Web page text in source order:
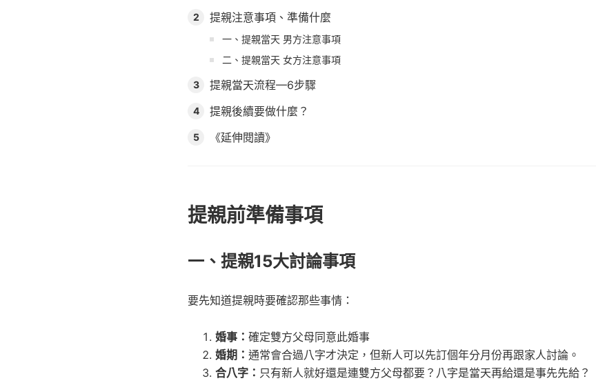
2 提親注意事項、準備什麼
一、提親當天 男方注意事項
二、提親當天 女方注意事項
3 提親當天流程—6步驟
4 提親後續要做什麼？
5 《延伸閱讀》
提親前準備事項
一、提親15大討論事項
要先知道提親時要確認那些事情：
婚事： 確定雙方父母同意此婚事
婚期： 通常會合過八字才決定，但新人可以先訂個年分月份再跟家人討論。
合八字： 只有新人就好還是連雙方父母都要？八字是當天再給還是事先先給？